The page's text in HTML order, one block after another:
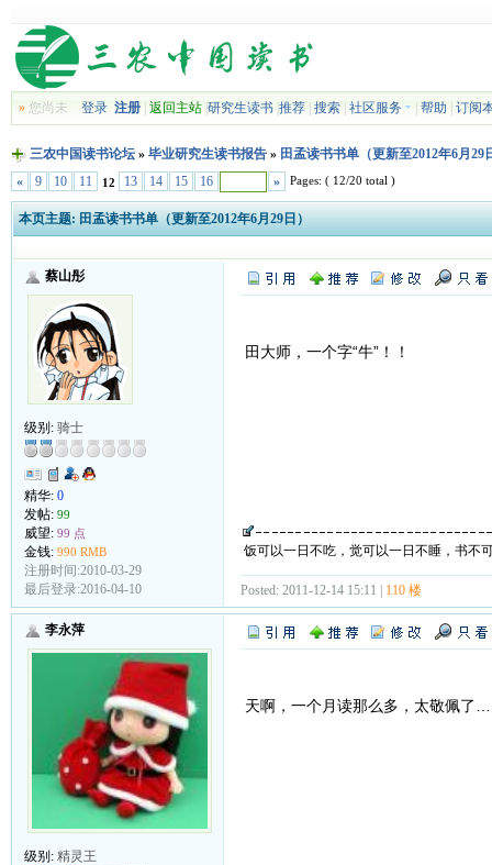
»您尚未 登录 注册| 返回主站| 研究生读书| 推荐| 搜索| 社区服务 帮助 订阅
三农中国读书论坛» 毕业研究生读书报告» 田孟读书书单（更新至2012年6月29
«
9 10 11 12 13 14 15 16 » Pages: ( 12/20 total )
本页主题: 田孟读书书单（更新至2012年6月29日）
蔡山彤
级别: 骑士
精华: 0
发帖: 99
威望: 99 点
金钱: 990 RMB
注册时间:2010-03-29
最后登录:2016-04-10
田大师，一个字“牛”！！
饭可以一日不吃，觉可以一日不睡，书不
Posted: 2011-12-14 15:11 | 110 楼
李永萍
级别: 精灵王
天啊，一个月读那么多，太敬佩了